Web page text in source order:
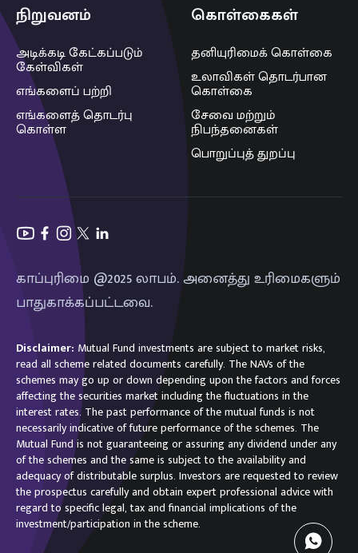
நிறுவனம்
அடிக்கடி கேட்கப்படும்
கேள்விகள்
எங்களைப் பற்றி
எங்களைத் தொடர்பு
கொள்ள
கொள்கைகள்
தனியுரிமைக் கொள்கை
உலாவிகள் தொடர்பான
கொள்கை
சேவை மற்றும்
நிபந்தனைகள்
பொறுப்புத் துறப்பு
காப்புரிமை @2025 லாபம். அனைத்து உரிமைகளும்
பாதுகாக்கப்பட்டவை.
Disclaimer: Mutual Fund investments are subject to market risks,
read all scheme related documents carefully. The NAVs of the
schemes may go up or down depending upon the factors and forces
affecting the securities market including the fluctuations in the
interest rates. The past performance of the mutual funds is not
necessarily indicative of future performance of the schemes. The
Mutual Fund is not guaranteeing or assuring any dividend under any
of the schemes and the same is subject to the availability and
adequacy of distributable surplus. Investors are requested to review
the prospectus carefully and obtain expert professional advice with
regard to specific legal, tax and financial implications of the
investment/participation in the scheme.